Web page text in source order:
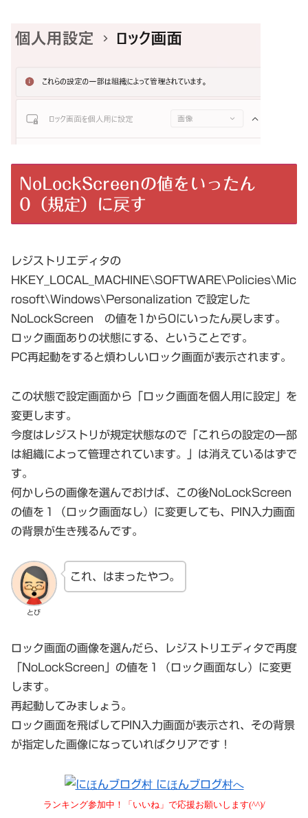
NoLockScreenの値をいったん
0（規定）に戻す
レジストリエディタの
HKEY_LOCAL_MACHINE\SOFTWARE\Policies\Mic
rosoft\Windows\Personalization で設定した
NoLockScreen の値を1から0にいったん戻します。
ロック画面ありの状態にする、ということです。
PC再起動をすると煩わしいロック画面が表示されます。
この状態で設定画面から「ロック画面を個人用に設定」を
変更します。
今度はレジストリが規定状態なので「これらの設定の一部
は組織によって管理されています。」は消えているはずで
す。
何かしらの画像を選んでおけば、この後NoLockScreen
の値を１（ロック画面なし）に変更しても、PIN入力画面
の背景が生き残るんです。
とび
これ、はまったやつ。
ロック画面の画像を選んだら、レジストリエディタで再度
「NoLockScreen」の値を１（ロック画面なし）に変更
します。
再起動してみましょう。
ロック画面を飛ばしてPIN入力画面が表示され、その背景
が指定した画像になっていればクリアです！
ランキング参加中！「いいね」で応援お願いします(^^)/